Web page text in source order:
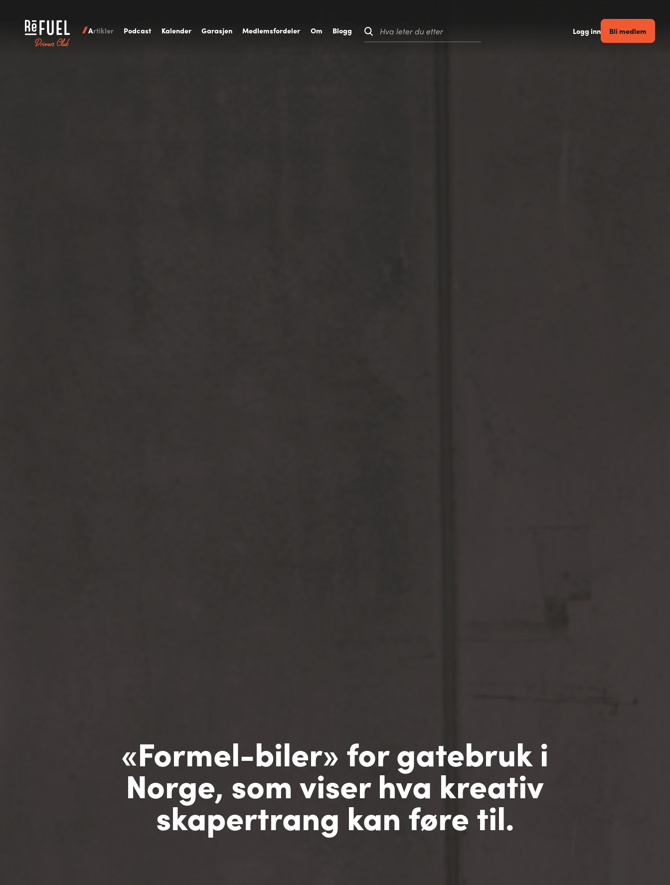
Artikler Podcast Kalender Garasjen Medlemsfordeler Om Blogg Hva leter du etter Logg inn Bli medlem
«Formel-biler» for gatebruk i
Norge, som viser hva kreativ
skapertrang kan føre til.